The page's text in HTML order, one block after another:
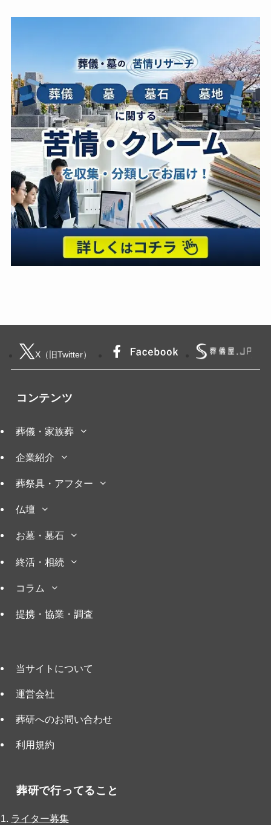
X（旧Twitter）
コンテンツ
葬儀・家族葬
企業紹介
葬祭具・アフター
仏壇
お墓・墓石
終活・相続
コラム
提携・協業・調査
当サイトについて
運営会社
葬研へのお問い合わせ
利用規約
葬研で行ってること
ライター募集